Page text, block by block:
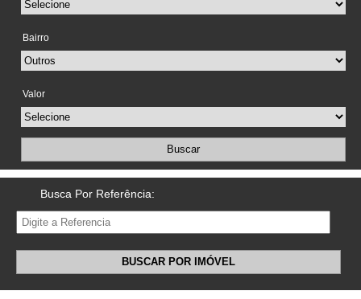
Bairro
Valor
Buscar
Busca Por Referência:
BUSCAR POR IMÓVEL